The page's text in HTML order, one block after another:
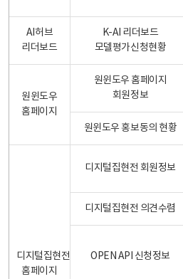
AI허브
리더보드
K-AI 리더보드
모델평가신청현황
원윈도우
홈페이지
원윈도우 홈페이지
회원정보
원윈도우 홍보동의 현황
디지털집현전
홈페이지
디지털집현전 회원정보
디지털집현전 의견수렴
OPEN API 신청정보